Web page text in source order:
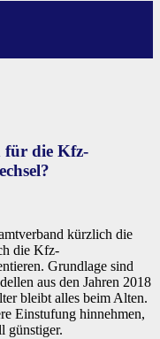
für die Kfz-
kürzlich die
die Kfz-
Grundlage sind
aus den Jahren 2018
bleibt alles beim Alten.
Einstufung hinnehmen,
günstiger.